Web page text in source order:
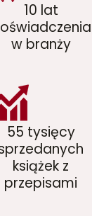
10 lat
w branży
55 tysięcy
książek z
przepisami